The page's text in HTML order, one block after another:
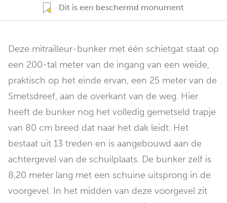
Dit is een beschermd monument
Deze mitrailleur-bunker met één schietgat staat op
een 200-tal meter van de ingang van een weide,
praktisch op het einde ervan, een 25 meter van de
Smetsdreef, aan de overkant van de weg. Hier
heeft de bunker nog het volledig gemetseld trapje
van 80 cm breed dat naar het dak leidt. Het
bestaat uit 13 treden en is aangebouwd aan de
achtergevel van de schuilplaats. De bunker zelf is
8,20 meter lang met een schuine uitsprong in de
voorgevel. In het midden van deze voorgevel zit